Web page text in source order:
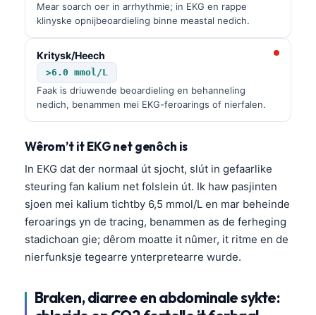
Mear soarch oer in arrhythmie; in EKG en rappe
klinyske opnijbeoardieling binne meastal nedich.
Kritysk/Heech
>6.0 mmol/L
Faak is driuwende beoardieling en behanneling
nedich, benammen mei EKG-feroarings of nierfalen.
Wêrom’t it EKG net genôch is
In EKG dat der normaal út sjocht, slút in gefaarlike
steuring fan kalium net folslein út. Ik haw pasjinten
sjoen mei kalium tichtby 6,5 mmol/L en mar beheinde
feroarings yn de tracing, benammen as de ferheging
stadichoan gie; dêrom moatte it nûmer, it ritme en de
nierfunksje tegearre ynterpretearre wurde.
Braken, diarree en abdominale sykte: